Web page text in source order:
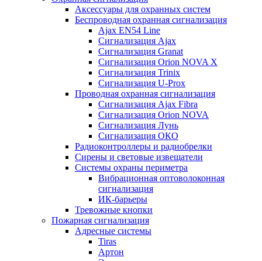
Аксессуары для охранных систем
Беспроводная охранная сигнализация
Ajax EN54 Line
Сигнализация Ajax
Сигнализация Granat
Сигнализация Orion NOVA X
Сигнализация Trinix
Сигнализация U-Prox
Проводная охранная сигнализация
Сигнализация Ajax Fibra
Сигнализация Orion NOVA
Сигнализация Лунь
Сигнализация ОКО
Радиоконтроллеры и радиобрелки
Сирены и световые извещатели
Системы охраны периметра
Вибрационная оптоволоконная
сигнализация
ИК-барьеры
Тревожные кнопки
Пожарная сигнализация
Адресные системы
Tiras
Артон